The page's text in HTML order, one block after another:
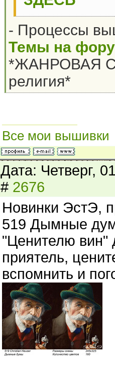
- Процессы
Темы на
*ЖАНРОВАЯ
религия*
Все мои вышивки
Дата: Четверг,
# 2676
Новинки ЭстЭ,
519 Дымные
"Ценителю вин"
приятель,
вспомнить и